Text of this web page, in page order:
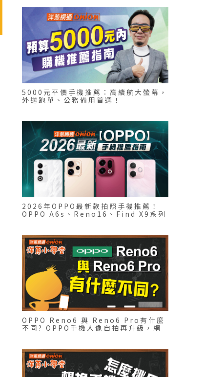
5000元平價手機推薦：高續航大螢幕，
外送跑單、公務備用首選！
2026年OPPO最新款拍照手機推薦！
OPPO A6s、Reno16、Find X9系列
OPPO Reno6 與 Reno6 Pro有什麼
不同? OPPO手機人像自拍再升級，網